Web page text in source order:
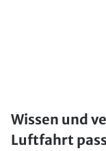
Wissen und
Luftfahrt